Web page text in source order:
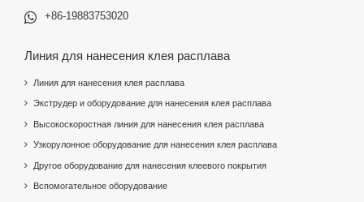
+86-19883753020
Линия для нанесения клея расплава
Линия для нанесения клея расплава
Экструдер и оборудование для нанесения клея расплава
Высокоскоростная линия для нанесения клея расплава
Узкорулонное оборудование для нанесения клея расплава
Другое оборудование для нанесения клеевого покрытия
Вспомогательное оборудование